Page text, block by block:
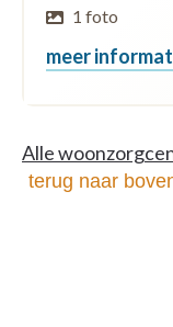
1 foto
meer
Alle
terug naar